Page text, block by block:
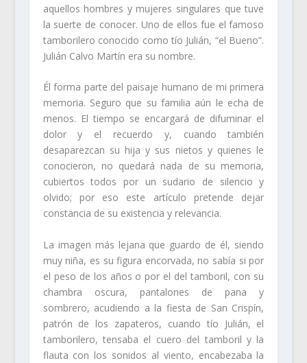
aquellos hombres y mujeres singulares que tuve
la suerte de conocer. Uno de ellos fue el famoso
tamborilero conocido como tío Julián, “el Bueno”.
Julián Calvo Martín era su nombre.
Él forma parte del paisaje humano de mi primera
memoria. Seguro que su familia aún le echa de
menos. El tiempo se encargará de difuminar el
dolor y el recuerdo y, cuando también
desaparezcan su hija y sus nietos y quienes le
conocieron, no quedará nada de su memoria,
cubiertos todos por un sudario de silencio y
olvido; por eso este artículo pretende dejar
constancia de su existencia y relevancia.
La imagen más lejana que guardo de él, siendo
muy niña, es su figura encorvada, no sabía si por
el peso de los años o por el del tamboril, con su
chambra oscura, pantalones de pana y
sombrero, acudiendo a la fiesta de San Crispín,
patrón de los zapateros, cuando tío Julián, el
tamborilero, tensaba el cuero del tamboril y la
flauta con los sonidos al viento, encabezaba la